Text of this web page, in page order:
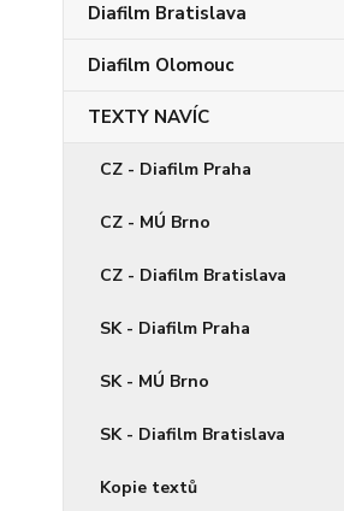
Diafilm Bratislava
Diafilm Olomouc
TEXTY NAVÍC
CZ - Diafilm Praha
CZ - MÚ Brno
CZ - Diafilm Bratislava
SK - Diafilm Praha
SK - MÚ Brno
SK - Diafilm Bratislava
Kopie textů